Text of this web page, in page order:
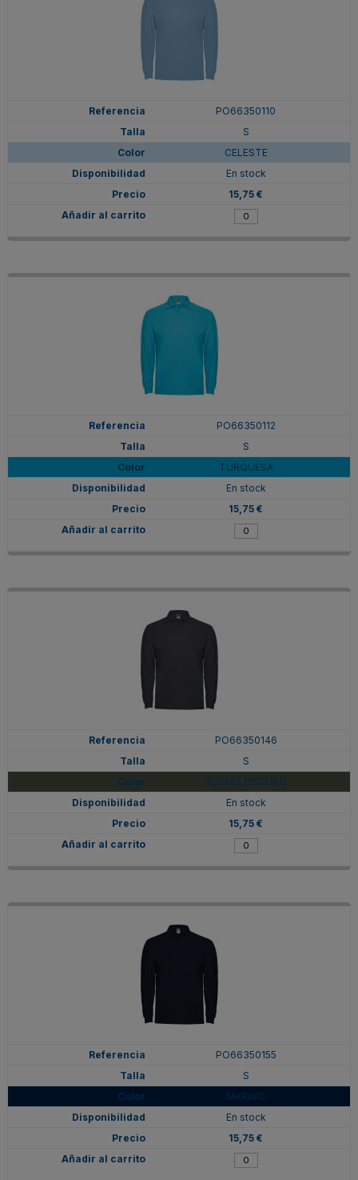
PO66350110
S
CELESTE
En stock
15,75 €
PO66350112
S
TURQUESA
En stock
15,75 €
PO66350146
S
PLOMO OSCURO
En stock
15,75 €
PO66350155
S
MARINO
En stock
15,75 €